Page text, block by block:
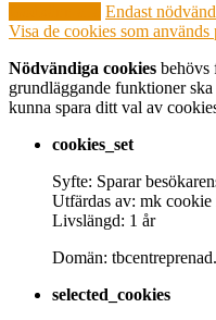
Endast
Visa de cookies som används
Nödvändiga cookies behövs
grundläggande funktioner
kunna spara ditt val av
cookies_set
Syfte: Sparar
Utfärdas av: mk cookie
Livslängd: 1 år
Domän:
selected_cookies